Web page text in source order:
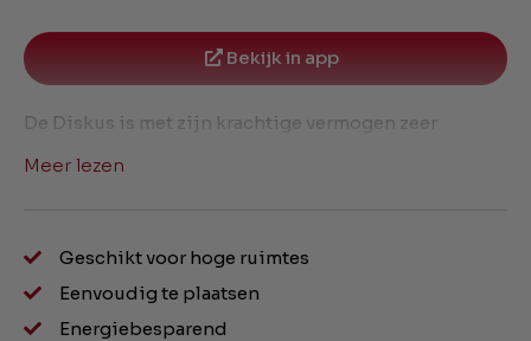
Bekijk in app
De Diskus is met zijn krachtige vermogen zeer
bijvoorbeeld een hal, vide in een woning, bedrijfshal,
Meer lezen
Geschikt voor hoge ruimtes
Eenvoudig te plaatsen
Energiebesparend